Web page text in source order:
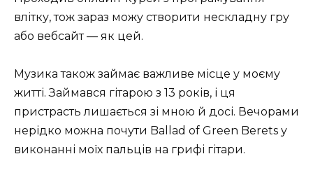
влітку, тож зараз можу створити нескладну гру
або вебсайт — як цей.
Музика також займає важливе місце у моєму
житті. Займався гітарою з 13 років, і ця
пристрасть лишається зі мною й досі. Вечорами
нерідко можна почути Ballad of Green Berets у
виконанні моїх пальців на грифі гітари.